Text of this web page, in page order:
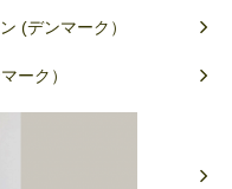
(デンマーク）
ーク）